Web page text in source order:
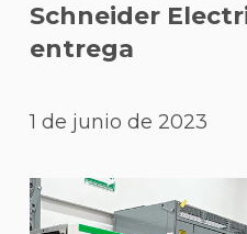
Schneider
entrega
1 de junio de 2023